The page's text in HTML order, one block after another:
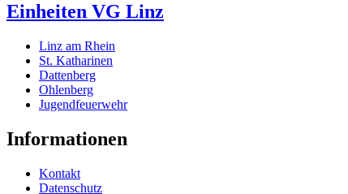
Einheiten VG Linz
Linz am Rhein
St. Katharinen
Dattenberg
Ohlenberg
Jugendfeuerwehr
Informationen
Kontakt
Datenschutz